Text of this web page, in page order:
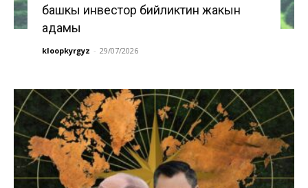
башкы инвестор бийликтин жакын
адамы
kloopkyrgyz - 29/07/2026